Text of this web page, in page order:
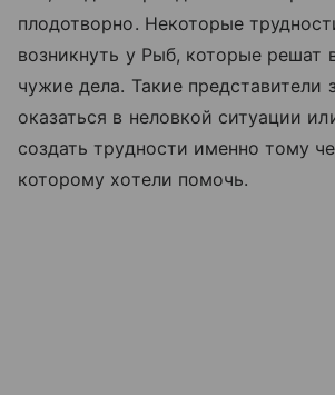
плодотворно. Некоторые
возникнуть у Рыб, которые решат
чужие дела. Такие представители
оказаться в неловкой ситуации
создать трудности именно тому
которому хотели помочь.